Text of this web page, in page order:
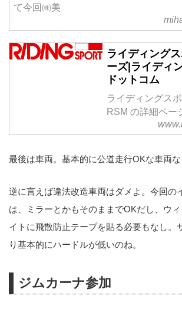
て今回㈱美
ライディング
ーズ|ライディ
ドットコム
ライディングス
RSM の詳細ペー
最後は車両。基本的に公道走行OKな車両な
逆に言えば違法改造車両はダメよ。今回の
は、ミラーとかもそのままでOKだし、ウ
イトに飛散防止テープを貼る必要もなし。
り基本的にハードルが低いのね。
ジムカーナ参加